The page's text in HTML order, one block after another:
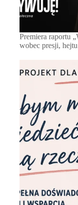
Premiera raportu
wobec presji,